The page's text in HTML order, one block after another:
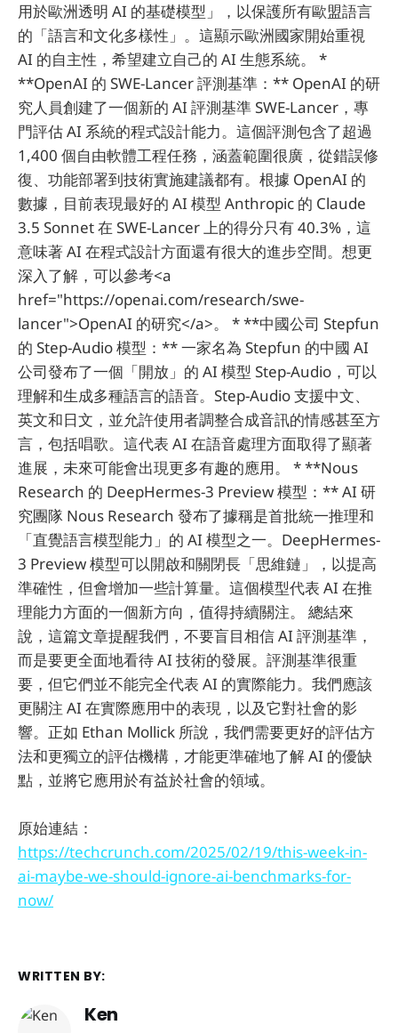
用於歐洲透明 AI 的基礎模型」，以保護所有歐盟語言
的「語言和文化多樣性」。這顯示歐洲國家開始重視
AI 的自主性，希望建立自己的 AI 生態系統。 *
**OpenAI 的 SWE-Lancer 評測基準：** OpenAI 的研
究人員創建了一個新的 AI 評測基準 SWE-Lancer，專
門評估 AI 系統的程式設計能力。這個評測包含了超過
1,400 個自由軟體工程任務，涵蓋範圍很廣，從錯誤修
復、功能部署到技術實施建議都有。根據 OpenAI 的
數據，目前表現最好的 AI 模型 Anthropic 的 Claude
3.5 Sonnet 在 SWE-Lancer 上的得分只有 40.3%，這
意味著 AI 在程式設計方面還有很大的進步空間。想更
深入了解，可以參考<a
href="https://openai.com/research/swe-
lancer">OpenAI 的研究</a>。 * **中國公司 Stepfun
的 Step-Audio 模型：** 一家名為 Stepfun 的中國 AI
公司發布了一個「開放」的 AI 模型 Step-Audio，可以
理解和生成多種語言的語音。Step-Audio 支援中文、
英文和日文，並允許使用者調整合成音訊的情感甚至方
言，包括唱歌。這代表 AI 在語音處理方面取得了顯著
進展，未來可能會出現更多有趣的應用。 * **Nous
Research 的 DeepHermes-3 Preview 模型：** AI 研
究團隊 Nous Research 發布了據稱是首批統一推理和
「直覺語言模型能力」的 AI 模型之一。DeepHermes-
3 Preview 模型可以開啟和關閉長「思維鏈」，以提高
準確性，但會增加一些計算量。這個模型代表 AI 在推
理能力方面的一個新方向，值得持續關注。 總結來
說，這篇文章提醒我們，不要盲目相信 AI 評測基準，
而是要更全面地看待 AI 技術的發展。評測基準很重
要，但它們並不能完全代表 AI 的實際能力。我們應該
更關注 AI 在實際應用中的表現，以及它對社會的影
響。正如 Ethan Mollick 所說，我們需要更好的評估方
法和更獨立的評估機構，才能更準確地了解 AI 的優缺
點，並將它應用於有益於社會的領域。
原始連結：
https://techcrunch.com/2025/02/19/this-week-in-
ai-maybe-we-should-ignore-ai-benchmarks-for-
now/
WRITTEN BY:
Ken